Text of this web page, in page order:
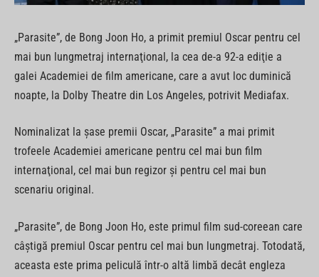
„Parasite”, de Bong Joon Ho, a primit premiul Oscar pentru cel
mai bun lungmetraj internaţional, la cea de-a 92-a ediţie a
galei Academiei de film americane, care a avut loc duminică
noapte, la Dolby Theatre din Los Angeles, potrivit Mediafax.
Nominalizat la şase premii Oscar, „Parasite” a mai primit
trofeele Academiei americane pentru cel mai bun film
internaţional, cel mai bun regizor şi pentru cel mai bun
scenariu original.
„Parasite”, de Bong Joon Ho, este primul film sud-coreean care
câştigă premiul Oscar pentru cel mai bun lungmetraj. Totodată,
aceasta este prima peliculă într-o altă limbă decât engleza